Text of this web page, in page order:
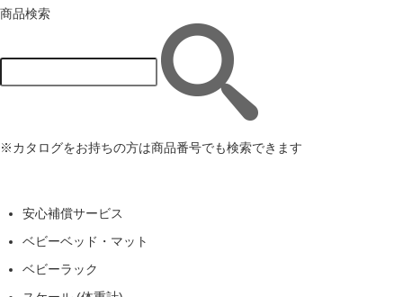
商品検索
※カタログをお持ちの方は商品番号でも検索できます
安心補償サービス
ベビーベッド・マット
ベビーラック